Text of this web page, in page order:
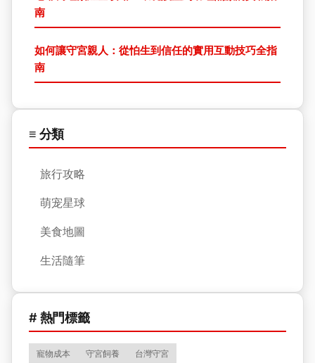
南
如何讓守宮親人：從怕生到信任的實用互動技巧全指
南
≡ 分類
旅行攻略
萌宠星球
美食地圖
生活隨筆
# 熱門標籤
寵物成本 守宮飼養 台灣守宮